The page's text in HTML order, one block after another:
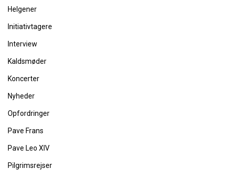
Helgener
Initiativtagere
Interview
Kaldsmøder
Koncerter
Nyheder
Opfordringer
Pave Frans
Pave Leo XIV
Pilgrimsrejser